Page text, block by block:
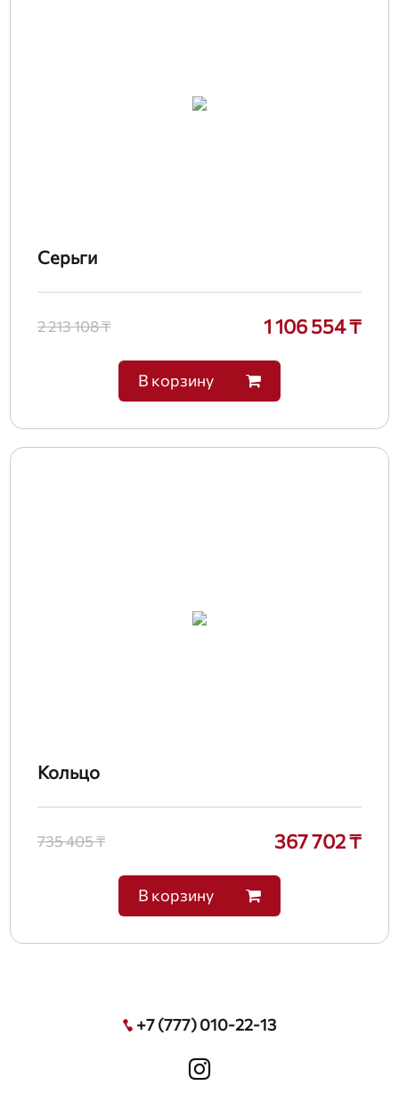
Серьги
2 213 108 ₸ 1 106 554 ₸
В корзину
Кольцо
735 405 ₸ 367 702 ₸
В корзину
+7 (777) 010-22-13